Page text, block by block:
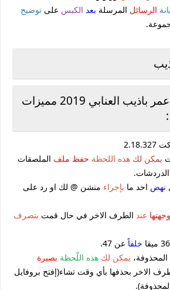
الرسائل المرسلة بعد الكبس على توضيح
تحميل واتساب عمر باذيب العنابي 2019 مميزات
يمكن لك هذه اللحظة حفظ ملف الملصقات
نهض احد ما بإجراء منشن @ لك او رد على
عند الطرف الاخر في حال قمت بتصرف
خلفاً عن 47.
يمكن لك هذه اللّحظة بصيرة
الاخر بحذفها بأي وقت تشاء(إفتح بروفايل